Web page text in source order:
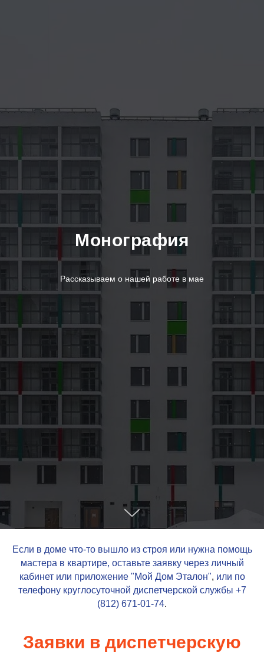
Монография
Рассказываем о нашей работе в мае
Если в доме что-то вышло из строя или нужна помощь
мастера в квартире, оставьте заявку через личный
кабинет или приложение "Мой Дом Эталон", или по
телефону круглосуточной диспетчерской службы +7
(812) 671-01-74.
Заявки в диспетчерскую